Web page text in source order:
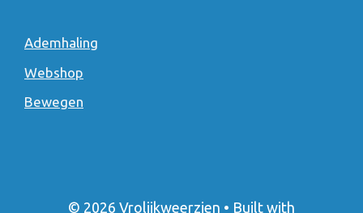
Ademhaling
Webshop
Bewegen
© 2026 Vrolijkweerzien • Built with